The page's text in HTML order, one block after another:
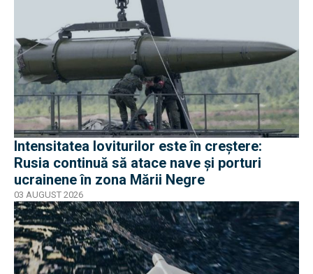
Intensitatea loviturilor este în creștere:
Rusia continuă să atace nave și porturi
ucrainene în zona Mării Negre
03 AUGUST 2026